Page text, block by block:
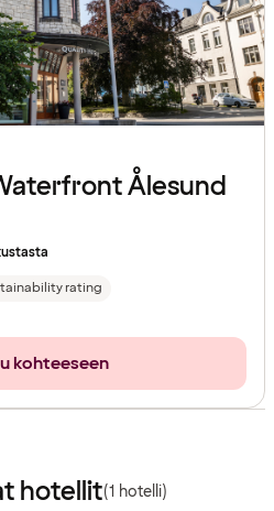
Ålesund
rating
kohteeseen
hotellit(1 hotelli)